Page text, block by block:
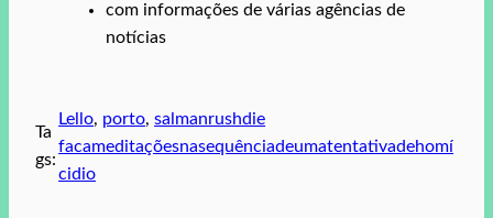
com informações de várias agências de
notícias
Ta
gs:
Lello, porto, salmanrushdie
facameditaçõesnasequênciadeumatentativadehomí
cidio